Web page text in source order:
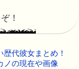
！
代彼女まとめ！
ノの現在や画像